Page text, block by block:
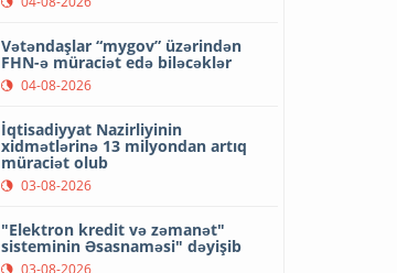
Vətəndaşlar “mygov” üzərindən
FHN-ə müraciət edə biləcəklər
04-08-2026
İqtisadiyyat Nazirliyinin
xidmətlərinə 13 milyondan artıq
müraciət olub
03-08-2026
"Elektron kredit və zəmanət"
sisteminin Əsasnaməsi" dəyişib
03-08-2026